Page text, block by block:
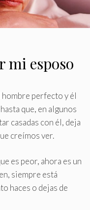
mi esposo
hombre perfecto y él
que, en algunos
casadas con él, deja
creímos ver.
es peor, ahora es un
siempre está
haces o dejas de